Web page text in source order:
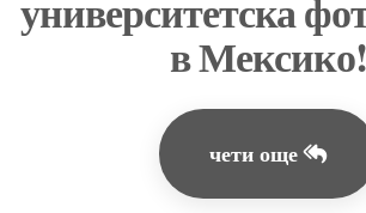
университетска
в Мексико!
чети още